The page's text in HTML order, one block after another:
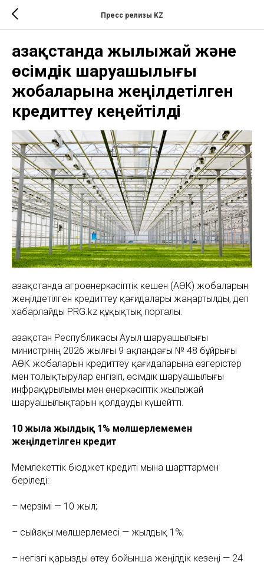
Пресс релизы KZ
Қазақстанда жылыжай және
өсімдік шаруашылығы
жобаларына жеңілдетілген
кредиттеу кеңейтілді
Қазақстанда агроөнеркәсіптік кешен (АӨК) жобаларын
жеңілдетілген кредиттеу қағидалары жаңартылды, деп
хабарлайды PRG.kz құқықтық порталы.
Қазақстан Республикасы Ауыл шаруашылығы
министрінің 2026 жылғы 9 ақпандағы № 48 бұйрығы
АӨК жобаларын кредиттеу қағидаларына өзгерістер
мен толықтырулар енгізіп, өсімдік шаруашылығы
инфрақұрылымы мен өнеркәсіптік жылыжай
шаруашылықтарын қолдауды күшейтті.
10 жылға жылдық 1% мөлшерлемемен
жеңілдетілген кредит
Мемлекеттік бюджет кредиті мына шарттармен
беріледі:
– мерзімі — 10 жыл;
– сыйақы мөлшерлемесі — жылдық 1%;
– негізгі қарызды өтеу бойынша жеңілдік кезеңі — 24